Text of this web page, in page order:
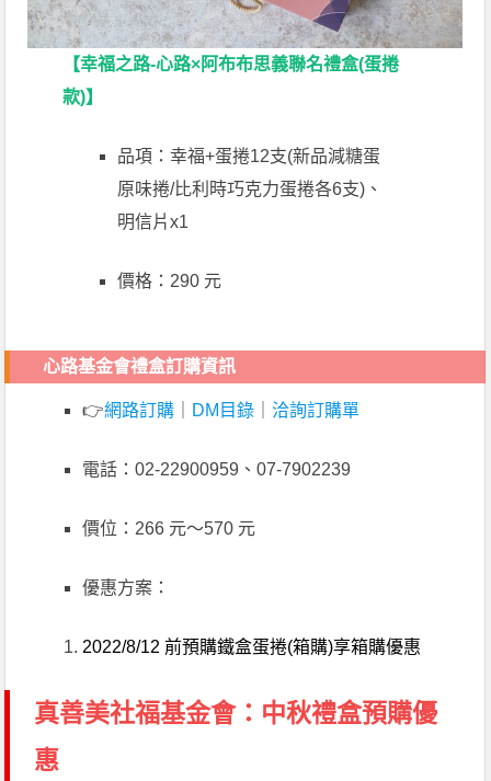
【幸福之路-心路×阿布布思義聯名禮盒(蛋捲
款)】
品項：幸福+蛋捲12支(新品減糖蛋
原味捲/比利時巧克力蛋捲各6支)、
明信片x1
價格：290 元
心路基金會禮盒訂購資訊
👉網路訂購 DM目錄 洽詢訂購單
電話：02-22900959、07-7902239
價位：266 元～570 元
優惠方案：
2022/8/12 前預購鐵盒蛋捲(箱購)享箱購優惠
真善美社福基金會：中秋禮盒預購優
惠